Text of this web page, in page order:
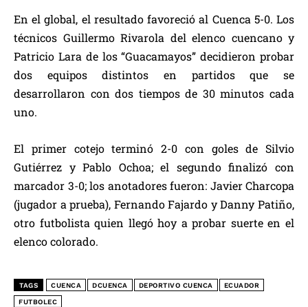
En el global, el resultado favoreció al Cuenca 5-0. Los
técnicos Guillermo Rivarola del elenco cuencano y
Patricio Lara de los “Guacamayos” decidieron probar
dos equipos distintos en partidos que se
desarrollaron con dos tiempos de 30 minutos cada
uno.
El primer cotejo terminó 2-0 con goles de Silvio
Gutiérrez y Pablo Ochoa; el segundo finalizó con
marcador 3-0; los anotadores fueron: Javier Charcopa
(jugador a prueba), Fernando Fajardo y Danny Patiño,
otro futbolista quien llegó hoy a probar suerte en el
elenco colorado.
TAGS CUENCA DCUENCA DEPORTIVO CUENCA ECUADOR
FUTBOLEC